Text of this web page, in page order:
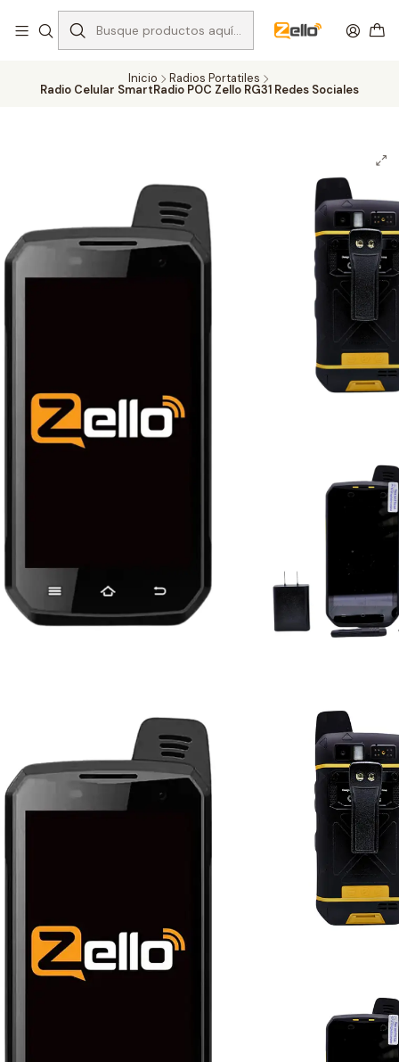
Inicio Radios Portatiles
Radio Celular SmartRadio POC Zello RG31 Redes Sociales